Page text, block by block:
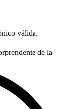
válida.
de la